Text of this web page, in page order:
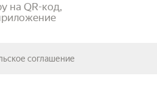
на QR-код,
соглашение